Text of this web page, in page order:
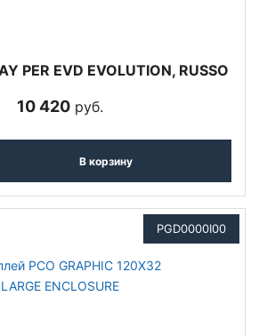
PER EVD EVOLUTION, RUSSO
10 420руб.
В корзину
PGD0000I00